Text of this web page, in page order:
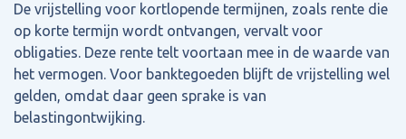
De vrijstelling voor kortlopende termijnen, zoals rente die
op korte termijn wordt ontvangen, vervalt voor
obligaties. Deze rente telt voortaan mee in de waarde van
het vermogen. Voor banktegoeden blijft de vrijstelling wel
gelden, omdat daar geen sprake is van
belastingontwijking.